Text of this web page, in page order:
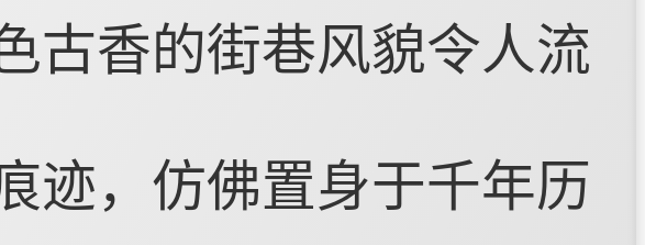
古香的街巷风貌令人流
迹，仿佛置身于千年历